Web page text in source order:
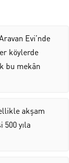
Evi’nde
köylerde
bu mekân
akşam
yıla